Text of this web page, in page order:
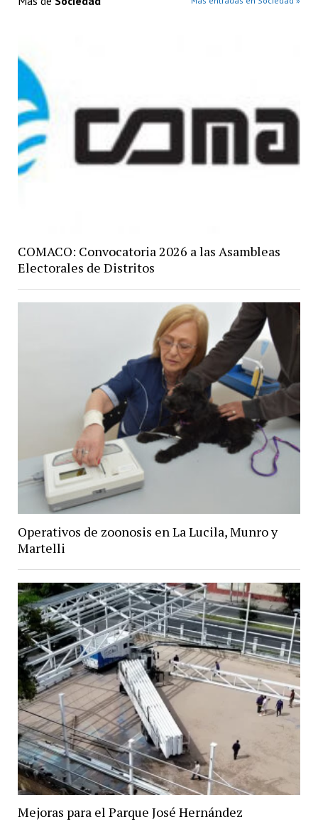
COMACO: Convocatoria 2026 a las Asambleas
Electorales de Distritos
Operativos de zoonosis en La Lucila, Munro y
Martelli
Mejoras para el Parque José Hernández